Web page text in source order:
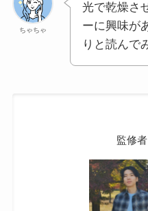
ちゃちゃ
光で乾燥さ
ーに興味が
りと読んで
監修者